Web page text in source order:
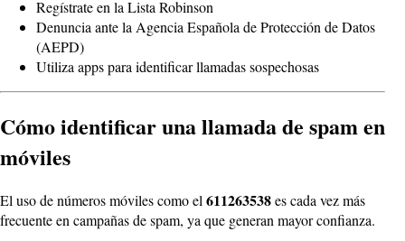
Regístrate en la Lista Robinson
Denuncia ante la Agencia Española de Protección de Datos
(AEPD)
Utiliza apps para identificar llamadas sospechosas
Cómo identificar una llamada de spam en
móviles
El uso de números móviles como el 611263538es cada vez más
frecuente en campañas de spam, ya que generan mayor confianza.